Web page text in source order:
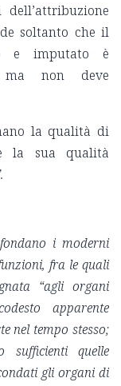
soltanto che il
e imputato è
non deve
la qualità di
la sua qualità
i moderni
fra le quali
“agli organi
apparente
nel tempo stesso;
sufficienti quelle
gli organi di